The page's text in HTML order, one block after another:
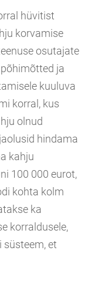
hüvitist
korvamise
osutajate
ja
kuuluva
korral, kus
olnud
hindama
kahju
100 000 eurot,
kohta kolm
ka
korraldusele,
süsteem, et